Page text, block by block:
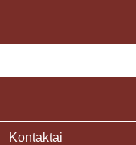
Kontaktai